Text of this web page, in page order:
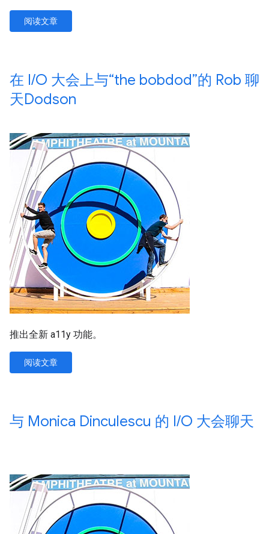
阅读文章
在 I/O 大会上与“the bobdod”的 Rob 聊
天Dodson
推出全新 a11y 功能。
阅读文章
与 Monica Dinculescu 的 I/O 大会聊天